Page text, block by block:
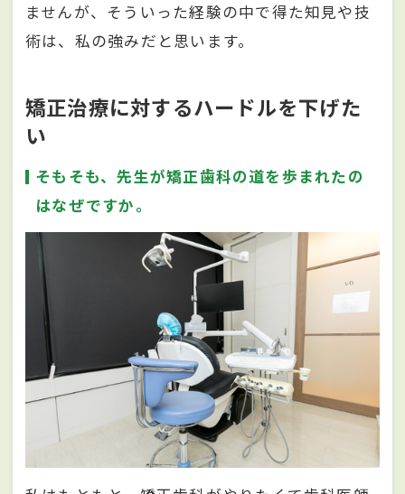
ませんが、そういった経験の中で得た知見や技
術は、私の強みだと思います。
矯正治療に対するハードルを下げた
い
そもそも、先生が矯正歯科の道を歩まれたの
はなぜですか。